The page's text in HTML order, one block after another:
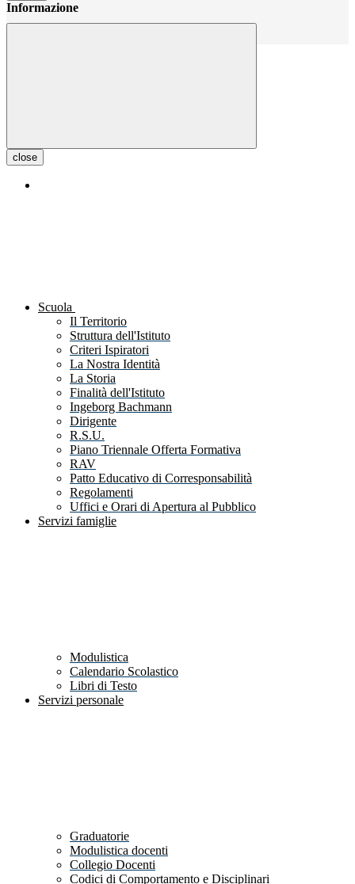
Informazione
close
Scuola
Il Territorio
Struttura dell'Istituto
Criteri Ispiratori
La Nostra Identità
La Storia
Finalità dell'Istituto
Ingeborg Bachmann
Dirigente
R.S.U.
Piano Triennale Offerta Formativa
RAV
Patto Educativo di Corresponsabilità
Regolamenti
Uffici e Orari di Apertura al Pubblico
Servizi famiglie
Modulistica
Calendario Scolastico
Libri di Testo
Servizi personale
Graduatorie
Modulistica docenti
Collegio Docenti
Codici di Comportamento e Disciplinari